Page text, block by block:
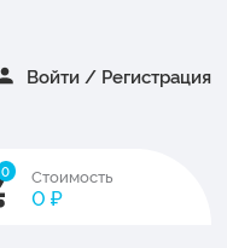
Войти / Регистрация
0 Стоимость
0 ₽